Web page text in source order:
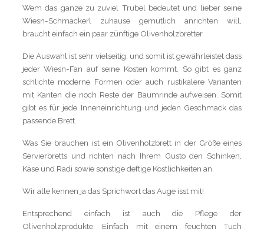
Wem das ganze zu zuviel Trubel bedeutet und lieber seine
Wiesn-Schmackerl zuhause gemütlich anrichten will,
braucht einfach ein paar zünftige Olivenholzbretter.
Die Auswahl ist sehr vielseitig, und somit ist gewährleistet dass
jeder Wiesn-Fan auf seine Kosten kommt. So gibt es ganz
schlichte moderne Formen oder auch rustikalere Varianten
mit Kanten die noch Reste der Baumrinde aufweisen. Somit
gibt es für jede Inneneinrichtung und jeden Geschmack das
passende Brett.
Was Sie brauchen ist ein Olivenholzbrett in der Größe eines
Servierbretts und richten nach Ihrem Gusto den Schinken,
Käse und Radi sowie sonstige deftige Köstlichkeiten an.
Wir alle kennen ja das Sprichwort das Auge isst mit!
Entsprechend einfach ist auch die Pflege der
Olivenholzprodukte. Einfach mit einem feuchten Tuch